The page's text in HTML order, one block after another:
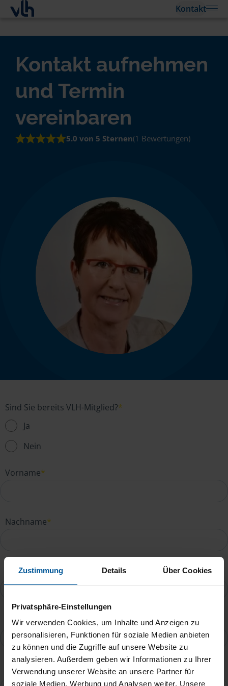
Zustimmung Details Über Cookies
Privatsphäre-Einstellungen
Wir verwenden Cookies, um Inhalte und Anzeigen zu
personalisieren, Funktionen für soziale Medien anbieten
zu können und die Zugriffe auf unsere Website zu
analysieren. Außerdem geben wir Informationen zu Ihrer
Verwendung unserer Website an unsere Partner für
soziale Medien, Werbung und Analysen weiter. Unsere
Kontakt
Kontakt aufnehmen
und Termin
vereinbaren
5.0 von 5 Sternen(1 Bewertungen)
Sind Sie bereits VLH-Mitglied?*
Ja
Nein
Vorname*
Nachname*
E-Mail*
Telefonnummer
Ihre Nachricht an Marion Richter*